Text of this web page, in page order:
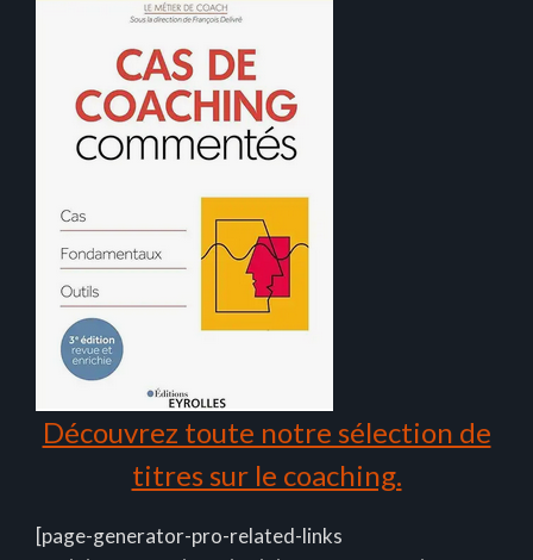
Découvrez toute notre sélection de
titres sur le coaching.
[page-generator-pro-related-links